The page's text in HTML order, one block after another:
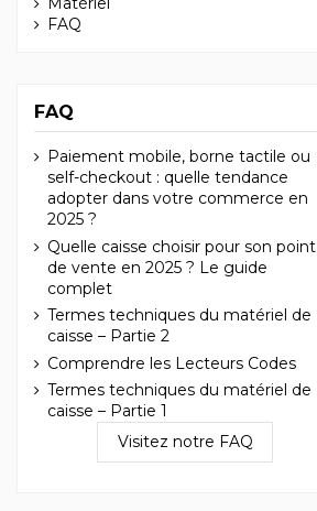
FAQ
FAQ
Paiement mobile, borne tactile ou
self-checkout : quelle tendance
adopter dans votre commerce en
2025 ?
Quelle caisse choisir pour son point
de vente en 2025 ? Le guide
complet
Termes techniques du matériel de
caisse – Partie 2
Comprendre les Lecteurs Codes
Termes techniques du matériel de
caisse – Partie 1
Visitez notre FAQ